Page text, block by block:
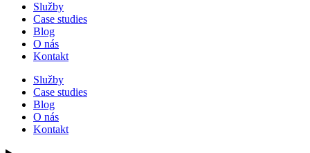
Služby
Case studies
Blog
O nás
Kontakt
Služby
Case studies
Blog
O nás
Kontakt